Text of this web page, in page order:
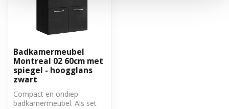
Badkamermeubel
Montreal 02 60cm met
spiegel - hoogglans
zwart
Compact en ondiep
badkamermeubel. Als set